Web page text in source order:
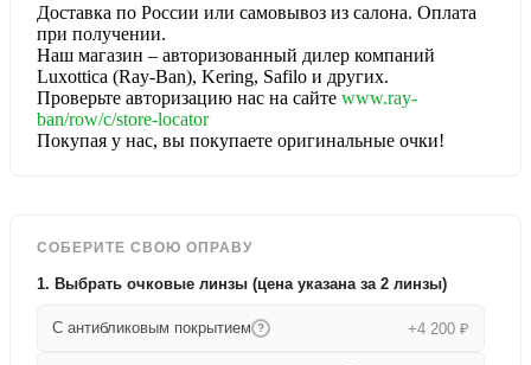
Доставка по России или самовывоз из салона. Оплата
при получении.
Наш магазин – авторизованный дилер компаний
Luxottica (Ray-Ban), Kering, Safilo и других.
Проверьте авторизацию нас на сайте www.ray-
ban/row/c/store-locator
Покупая у нас, вы покупаете оригинальные очки!
СОБЕРИТЕ СВОЮ ОПРАВУ
1. Выбрать очковые линзы (цена указана за 2 линзы)
С антибликовым покрытием ? +4 200 ₽